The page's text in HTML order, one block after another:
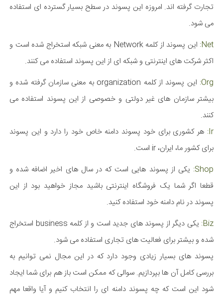
تجارت گرفته اند. امروزه این پسوند در سطح بسیار گسترده ای استفاده
می شود.
Net:
این پسوند از کلمه Network به معنی شبکه استخراج شده است و
اکثر شرکت های اینترنتی و شبکه ای از این پسوند استفاده می کنند.
Org:
این پسوند از کلمه organization به معنی سازمان گرفته شده و
بیشتر سازمان های غیر دولتی و خصوصی از این پسوند استفاده می
کنند.
Ir: هر کشوری برای خود پسوند دامنه خاص خود را دارد و این پسوند
برای کشور ما، ایران، ir است.
Shop: یکی از پسوند هایی است که در سال های اخیر اضافه شده و
قطعا اگر شما یک فروشگاه اینترنتی باشید مجاز خواهید بود از این
پسوند در نام دامنه خود استفاده کنید.
Biz:
یکی دیگر از پسوند های جدید است و از کلمه business استخراج
شده و بیشتر برای فعالیت های تجاری استفاده می شود.
پسوند های بسیار زیادی وجود دارد که در این مجال نمی توانیم به
بررسی کامل آن ها بپردازیم. سوالی که ممکن است باز هم برای شما ایجاد
شود این است که چه پسوند دامنه ای را انتخاب کنیم و آیا واقعا مهم